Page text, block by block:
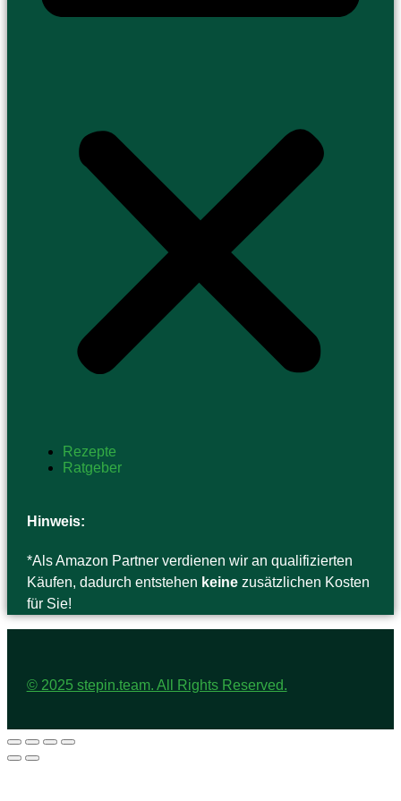
Rezepte
Ratgeber
Hinweis:
*Als Amazon Partner verdienen wir an qualifizierten
Käufen, dadurch entstehen keinezusätzlichen Kosten
für Sie!
© 2025 stepin.team. All Rights Reserved.